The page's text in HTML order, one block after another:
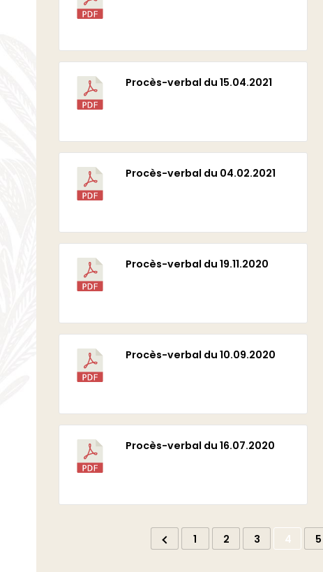
Procès-verbal du 15.04.2021
Procès-verbal du 04.02.2021
Procès-verbal du 19.11.2020
Procès-verbal du 10.09.2020
Procès-verbal du 16.07.2020
1 2 3 4 5